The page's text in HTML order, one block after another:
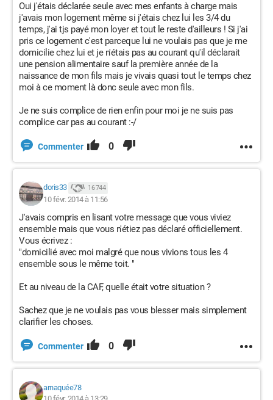
Oui j'étais déclarée seule avec mes enfants à charge mais
j'avais mon logement même si j'étais chez lui les 3/4 du
temps, j'ai tjs payé mon loyer et tout le reste d'ailleurs ! Si j'ai
pris ce logement c'est parceque lui ne voulais pas que je me
domicilie chez lui et je n'étais pas au courant qu'il déclarait
une pension alimentaire sauf la première année de la
naissance de mon fils mais je vivais quasi tout le temps chez
moi à ce moment là donc seule avec mon fils.
Je ne suis complice de rien enfin pour moi je ne suis pas
complice car pas au courant :-/
Commenter 0
doris33 16 744
10 févr. 2014 à 11:56
J'avais compris en lisant votre message que vous viviez
ensemble mais que vous n'étiez pas déclaré officiellement.
Vous écrivez :
"domicilié avec moi malgré que nous vivions tous les 4
ensemble sous le même toit. "
Et au niveau de la CAF, quelle était votre situation ?
Sachez que je ne voulais pas vous blesser mais simplement
clarifier les choses.
Commenter 0
arnaquée78